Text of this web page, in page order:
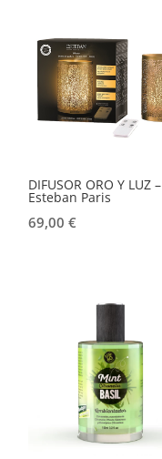
DIFUSOR ORO Y LUZ –
Esteban Paris
69,00€